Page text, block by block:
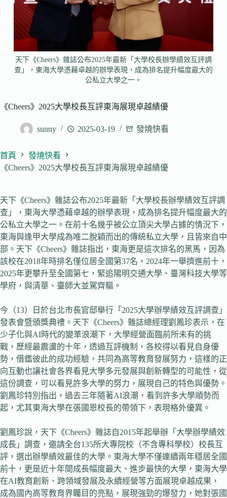
天下《Cheers》雜誌公布2025年最新「大學校長辦學績效互評調
查」，東海大學憑藉卓越的辦學表現，成為排名提升幅度最大的
公私立大學之一。
《Cheers》2025大學校長互評東海展現卓越績優
sunny 2025-03-19 發燒快看
首頁
發燒快看
《Cheers》2025大學校長互評東海展現卓越績優
天下《Cheers》雜誌公布2025年最新「大學校長辦學績效互評調
查」，東海大學憑藉卓越的辦學表現，成為排名提升幅度最大的
公私立大學之一。在前十名幾乎被公立頂尖大學占據的情況下，
東海與逢甲大學成為唯二脫穎而出的傳統私立大學，且皆來自中
部。天下《Cheers》雜誌指出，東海更是這次排名的黑馬，因為
該校在2018年時排名僅位居全國第37名，2024年一舉擠進前十，
2025年更攀升至全國第七，緊追陽明交通大學、臺灣科技大學等
學府，與清華、臺師大並駕齊驅。
今（13）日於台北市長官邸舉行「2025大學辦學績效互評調查」
發表會暨頒獎典禮。天下《Cheers》雜誌總經理劉鳳珍表示，在
少子化與AI時代的變革浪潮下，大學經營面臨前所未有的挑
戰，歷經最震盪的十年，透過互評機制，各校得以看見自身優
勢，借鑑彼此的成功經驗，共同為高等教育發展努力，這樣的正
向互動也讓社會各界看見大學多元發展與創新轉型的可能性，從
這份調查，可以看見許多大學的努力，展現自己的特色與優勢。
劉鳳珍特別指出，過去三年隨著AI浪潮，看到許多大學順勢而
起，尤其東海大學在張國恩校長的帶領下，表現格外優異。
劉鳳珍說，天下《Cheers》雜誌自2015年起舉辦「大學辦學績效
成長」調查，邀請全台135所大專院校（不含專科學校）校長互
評，選出辦學績效最佳的大學。東海大學不僅連續兩年穩居全國
前十，更是近十年間成長幅度最大、進步最快的大學，東海大學
在AI教育創新、跨領域發展及永續經營等方面展現卓越成果，
成為國內高等教育界矚目的亮點，展現強勁的爆發力，她對張國